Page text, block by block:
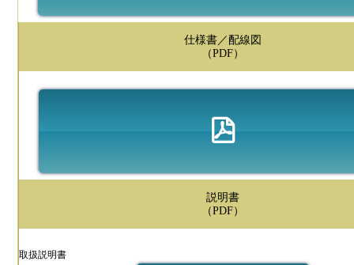
仕様書／配線図
（PDF）
説明書
（PDF）
取扱説明書